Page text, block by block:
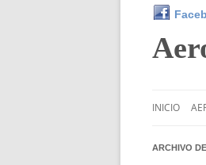
INICIO
ARCHIVO